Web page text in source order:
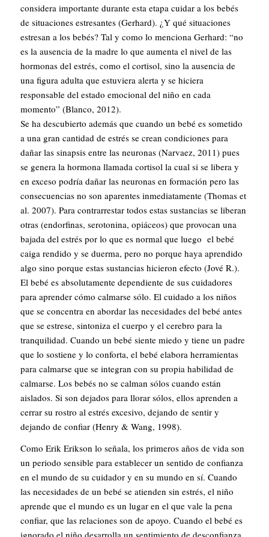
considera importante durante esta etapa cuidar a los bebés
de situaciones estresantes (Gerhard). ¿Y qué situaciones
estresan a los bebés? Tal y como lo menciona Gerhard: “no
es la ausencia de la madre lo que aumenta el nivel de las
hormonas del estrés, como el cortisol, sino la ausencia de
una figura adulta que estuviera alerta y se hiciera
responsable del estado emocional del niño en cada
momento” (Blanco, 2012).
Se ha descubierto además que cuando un bebé es sometido
a una gran cantidad de estrés se crean condiciones para
dañar las sinapsis entre las neuronas (Narvaez, 2011) pues
se genera la hormona llamada cortisol la cual si se libera y
en exceso podría dañar las neuronas en formación pero las
consecuencias no son aparentes inmediatamente (Thomas et
al. 2007). Para contrarrestar todos estas sustancias se liberan
otras (endorfinas, serotonina, opiáceos) que provocan una
bajada del estrés por lo que es normal que luego el bebé
caiga rendido y se duerma, pero no porque haya aprendido
algo sino porque estas sustancias hicieron efecto (Jové R.).
El bebé es absolutamente dependiente de sus cuidadores
para aprender cómo calmarse sólo. El cuidado a los niños
que se concentra en abordar las necesidades del bebé antes
que se estrese, sintoniza el cuerpo y el cerebro para la
tranquilidad. Cuando un bebé siente miedo y tiene un padre
que lo sostiene y lo conforta, el bebé elabora herramientas
para calmarse que se integran con su propia habilidad de
calmarse. Los bebés no se calman sólos cuando están
aislados. Si son dejados para llorar sólos, ellos aprenden a
cerrar su rostro al estrés excesivo, dejando de sentir y
dejando de confiar (Henry & Wang, 1998).
Como Erik Erikson lo señala, los primeros años de vida son
un periodo sensible para establecer un sentido de confianza
en el mundo de su cuidador y en su mundo en sí. Cuando
las necesidades de un bebé se atienden sin estrés, el niño
aprende que el mundo es un lugar en el que vale la pena
confiar, que las relaciones son de apoyo. Cuando el bebé es